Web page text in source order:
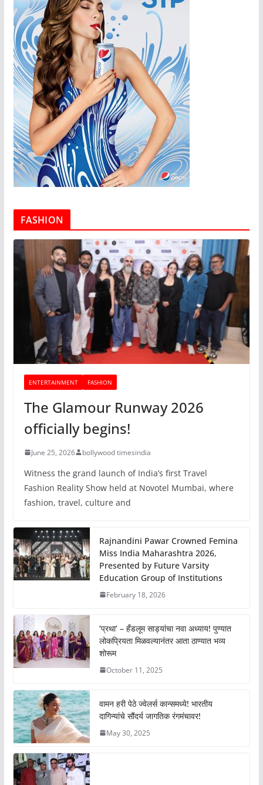
FASHION
ENTERTAINMENT FASHION
The Glamour Runway 2026
officially begins!
June 25, 2026 bollywood timesindia
Witness the grand launch of India’s first Travel
Fashion Reality Show held at Novotel Mumbai, where
fashion, travel, culture and
Rajnandini Pawar Crowned Femina
Miss India Maharashtra 2026,
Presented by Future Varsity
Education Group of Institutions
February 18, 2026
‘प्रथा’ – हँडलूम साड्यांचा नवा अध्याय! पुण्यात
लोकप्रियता मिळवल्यानंतर आता ठाण्यात भव्य
शोरूम
October 11, 2025
वामन हरी पेठे ज्वेलर्स कान्समध्ये! भारतीय
दागिन्यांचे सौंदर्य जागतिक रंगमंचावर!
May 30, 2025